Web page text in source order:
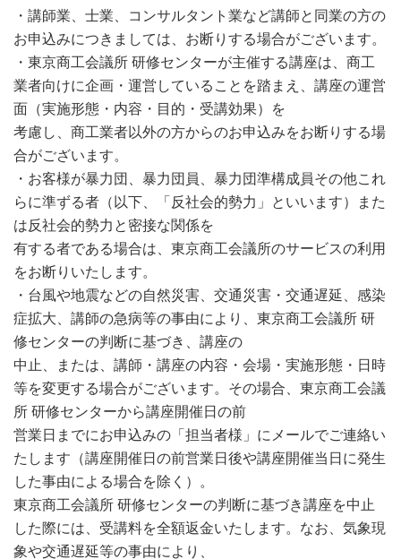
・講師業、士業、コンサルタント業など講師と同業の方の
お申込みにつきましては、お断りする場合がございます。
・東京商工会議所 研修センターが主催する講座は、商工
業者向けに企画・運営していることを踏まえ、講座の運営
面（実施形態・内容・目的・受講効果）を
考慮し、商工業者以外の方からのお申込みをお断りする場
合がございます。
・お客様が暴力団、暴力団員、暴力団準構成員その他これ
らに準ずる者（以下、「反社会的勢力」といいます）また
は反社会的勢力と密接な関係を
有する者である場合は、東京商工会議所のサービスの利用
をお断りいたします。
・台風や地震などの自然災害、交通災害・交通遅延、感染
症拡大、講師の急病等の事由により、東京商工会議所 研
修センターの判断に基づき、講座の
中止、または、講師・講座の内容・会場・実施形態・日時
等を変更する場合がございます。その場合、東京商工会議
所 研修センターから講座開催日の前
営業日までにお申込みの「担当者様」にメールでご連絡い
たします（講座開催日の前営業日後や講座開催当日に発生
した事由による場合を除く）。
東京商工会議所 研修センターの判断に基づき講座を中止
した際には、受講料を全額返金いたします。なお、気象現
象や交通遅延等の事由により、